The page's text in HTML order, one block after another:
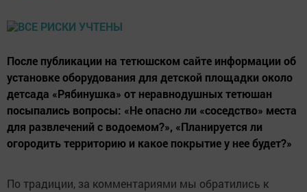
После публикации на тетюшском сайте информации об
установке оборудования для детской площадки около
детсада «Рябинушка» от неравнодушных тетюшан
посыпались вопросы: «Не опасно ли «соседство» места
для развлечений с водоемом?», «Планируется ли
огородить территорию и какое покрытие у нее будет?»
По традиции, за комментариями мы обратились к